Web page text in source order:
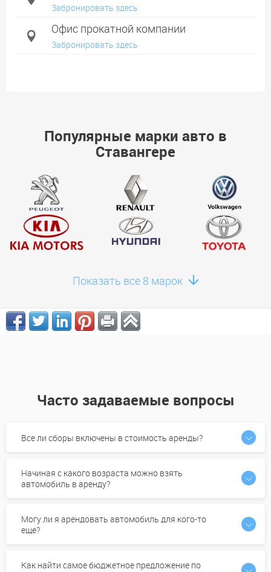
Забронировать здесь
Офис прокатной компании
Забронировать здесь
Популярные марки авто в
Ставангере
Показать все 8 марок
Часто задаваемые вопросы
Все ли сборы включены в стоимость аренды?
Начиная с какого возраста можно взять
автомобиль в аренду?
Могу ли я арендовать автомобиль для кого-то
еще?
Как найти самое бюджетное предложение по